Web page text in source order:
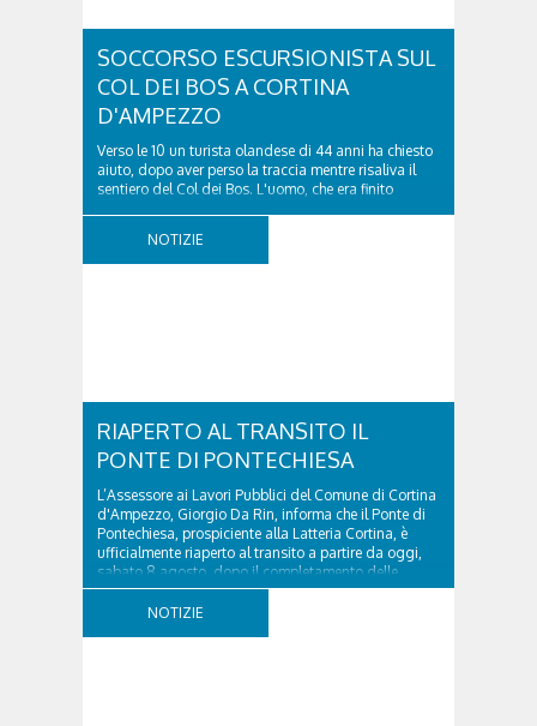
SOCCORSO ESCURSIONISTA SUL
COL DEI BOS A CORTINA
D'AMPEZZO
Verso le 10 un turista olandese di 44 anni ha chiesto
aiuto, dopo aver perso la traccia mentre risaliva il
sentiero del Col dei Bos. L'uomo, che era finito
Torri del Falzarego, era...
NOTIZIE
RIAPERTO AL TRANSITO IL
PONTE DI PONTECHIESA
L’Assessore ai Lavori Pubblici del Comune di Cortina
d'Ampezzo, Giorgio Da Rin, informa che il Ponte di
Pontechiesa, prospiciente alla Latteria Cortina, è
ufficialmente riaperto al transito a partire da oggi,
sabato 8 agosto, dopo il completamento delle
verifiche e il positivo collaudo...
NOTIZIE